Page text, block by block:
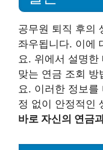
공무원 퇴직 후의
좌우됩니다. 이에
요. 위에서 설명한
맞는 연금 조회 방
요. 이러한 정보
정 없이 안정적인
바로 자신의 연금